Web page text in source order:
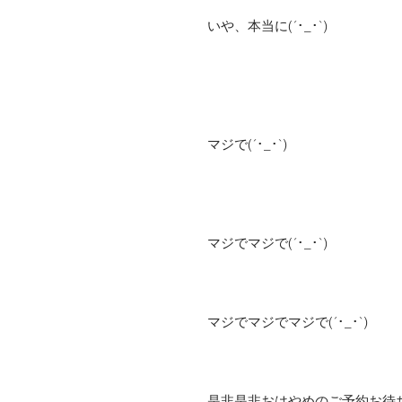
いや、本当に(´･_･`)
マジで(´･_･`)
マジでマジで(´･_･`)
マジでマジでマジで(´･_･`)